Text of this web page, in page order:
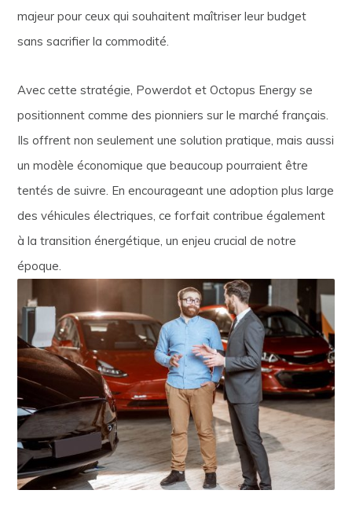
majeur pour ceux qui souhaitent maîtriser leur budget
sans sacrifier la commodité.
Avec cette stratégie, Powerdot et Octopus Energy se
positionnent comme des pionniers sur le marché français.
Ils offrent non seulement une solution pratique, mais aussi
un modèle économique que beaucoup pourraient être
tentés de suivre. En encourageant une adoption plus large
des véhicules électriques, ce forfait contribue également
à la transition énergétique, un enjeu crucial de notre
époque.